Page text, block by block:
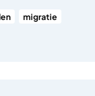
migratie